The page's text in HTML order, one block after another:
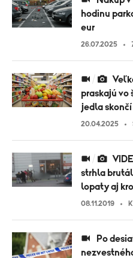
hodinu
eur
26.07.2025
praskajú vo
jedla skončí
20.04.2025
strhla
lopaty aj
08.11.2019